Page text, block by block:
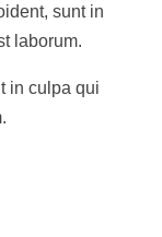
sunt in
laborum.
in culpa qui